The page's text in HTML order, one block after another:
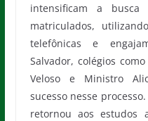
intensificam a
matriculados,
telefônicas e
Salvador, colégios
Veloso e Ministro
sucesso nesse
retornou aos estudos